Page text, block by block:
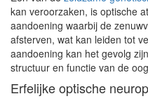
kan veroorzaken, is optische
aandoening waarbij de
afsterven, wat kan leiden tot
aandoening kan het gevolg
structuur en functie van de
Erfelijke optische